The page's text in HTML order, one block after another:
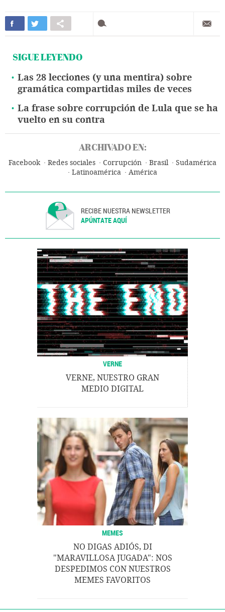
SIGUE LEYENDO
Las 28 lecciones (y una mentira) sobre
gramática compartidas miles de veces
La frase sobre corrupción de Lula que se ha
vuelto en su contra
ARCHIVADO EN:
Facebook Redes sociales Corrupción Brasil
Sudamérica
Latinoamérica
América
RECIBE NUESTRA NEWSLETTER
APÚNTATE AQUÍ
VERNE
VERNE, NUESTRO GRAN
MEDIO DIGITAL
MEMES
NO DIGAS ADIÓS, DI
"MARAVILLOSA JUGADA": NOS
DESPEDIMOS CON NUESTROS
MEMES FAVORITOS